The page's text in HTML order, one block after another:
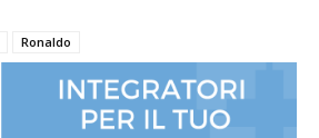
Ronaldo